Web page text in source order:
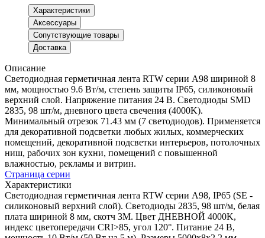
Характеристики
Аксессуары
Сопутствующие товары
Доставка
Описание
Светодиодная герметичная лента RTW серии A98 шириной 8
мм, мощностью 9.6 Вт/м, степень защиты IP65, силиконовый
верхний слой. Напряжение питания 24 В. Светодиоды SMD
2835, 98 шт/м, дневного цвета свечения (4000K).
Минимальный отрезок 71.43 мм (7 светодиодов). Применяется
для декоративной подсветки любых жилых, коммерческих
помещений, декоративной подсветки интерьеров, потолочных
ниш, рабочих зон кухни, помещений с повышенной
влажностью, рекламы и витрин.
Страница серии
Характеристики
Светодиодная герметичная лента RTW серии A98, IP65 (SE -
силиконовый верхний слой). Светодиоды 2835, 98 шт/м, белая
плата шириной 8 мм, скотч 3M. Цвет ДНЕВНОЙ 4000K,
индекс цветопередачи CRI>85, угол 120°. Питание 24 В,